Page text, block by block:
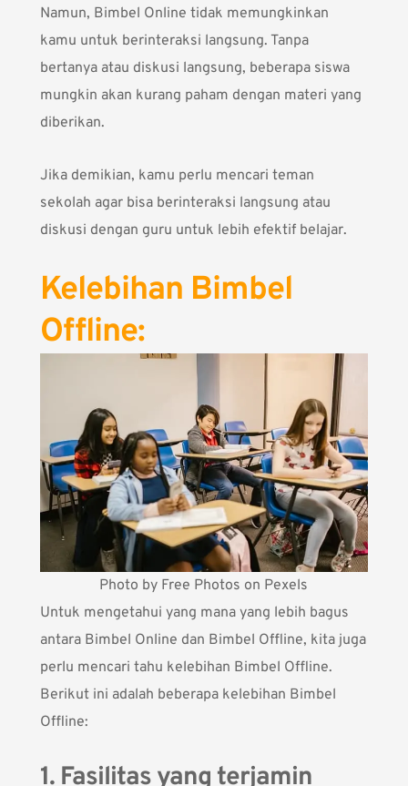
Namun, Bimbel Online tidak memungkinkan
kamu untuk berinteraksi langsung. Tanpa
bertanya atau diskusi langsung, beberapa siswa
mungkin akan kurang paham dengan materi yang
diberikan.
Jika demikian, kamu perlu mencari teman
sekolah agar bisa berinteraksi langsung atau
diskusi dengan guru untuk lebih efektif belajar.
Kelebihan Bimbel
Offline:
Photo by Free Photos on Pexels
Untuk mengetahui yang mana yang lebih bagus
antara Bimbel Online dan Bimbel Offline, kita juga
perlu mencari tahu kelebihan Bimbel Offline.
Berikut ini adalah beberapa kelebihan Bimbel
Offline:
1. Fasilitas yang terjamin